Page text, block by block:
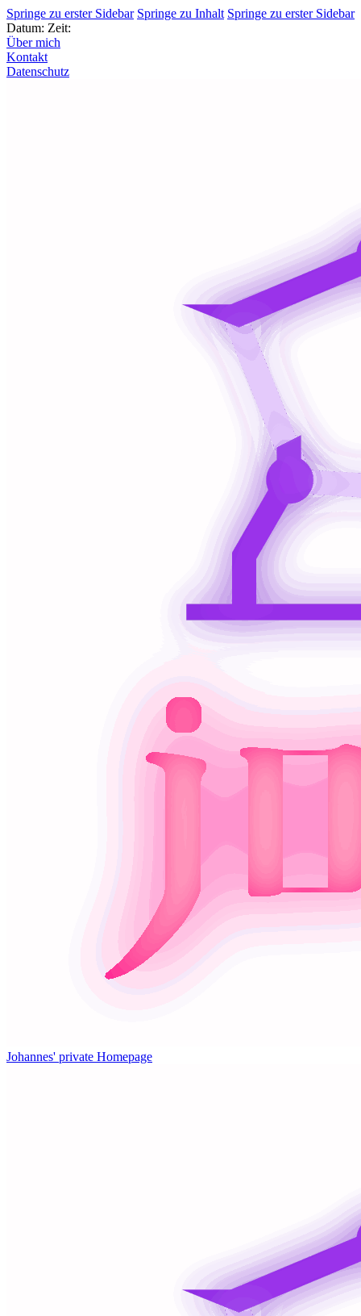
Springe zu erster Sidebar Springe zu Inhalt Springe zu erster Sidebar
Datum: Zeit:
Über mich
Kontakt
Datenschutz
Johannes' private Homepage